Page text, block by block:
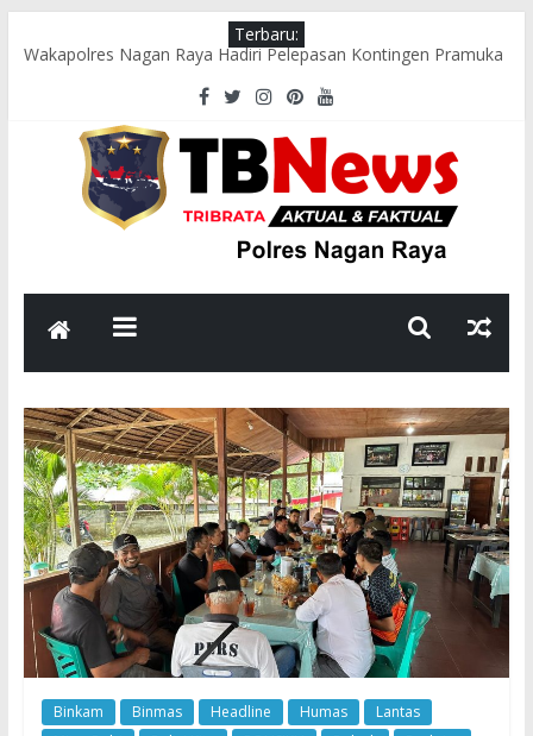
Terbaru:
Wakapolres Nagan Raya Hadiri Pelepasan Kontingen Pramuka
Menuju Cibubur di Pendopo Bupati
Polsek Seunagan Timur Gelar Pengaturan Lalu Lintas Pagi di
Lokasi Rawan Kecelakaan dan Kemacetan
Polsek Tadu Raya Sambangi Dapur MBG, Pastikan Kebersihan
dan Kelayakan Pengolahan Makanan
sambut HUT ke-81 RI, Bhabinkamtibmas Polsek Seunagan
Ajak Warga Kibarkan Bendera Merah Putih
Polsek Kuala Polres Nagan Raya Gelar Patroli dan Sosialisasi
Pencegahan Karhutla
Binkam Binmas Headline Humas
Lantas